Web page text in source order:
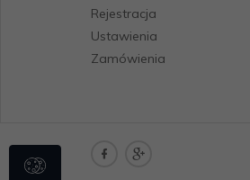
Rejestracja
Ustawienia
Zamówienia